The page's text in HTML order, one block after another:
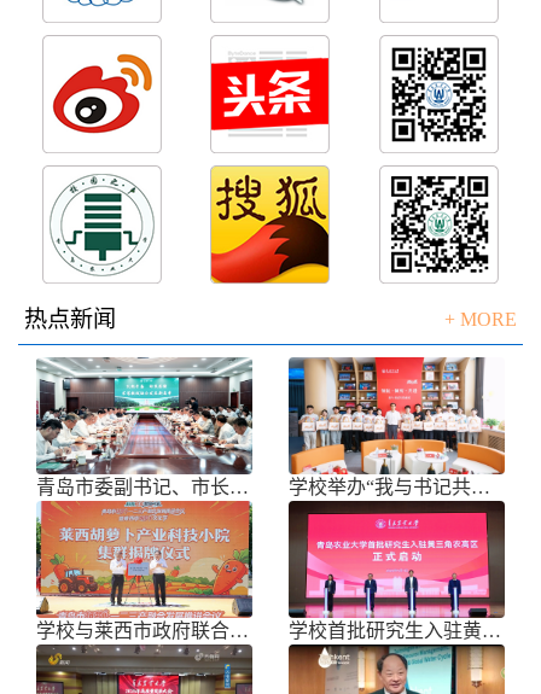
热点新闻 + MORE
青岛市委副书记、市长任刚来校调研 学校举办“我与书记共话成长”师生面
学校与莱西市政府联合举办青岛市胡萝 学校首批研究生入驻黄三角农高区